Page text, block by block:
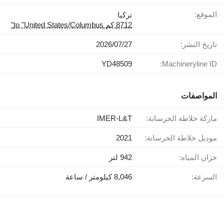
الموقع:
تركيا
8712 كم to "United States/Columbus"
تاريخ النشر: 27‏/07‏/2026
Machineryline ID:
YD48509
المواصفات
ماركة خلاطة الخرسانة: IMER-L&T
موديل خلاطة الخرسانة: 2021
خزان المياه: 942 لتر
السرعة: 8,046 كيلومتر / ساعة